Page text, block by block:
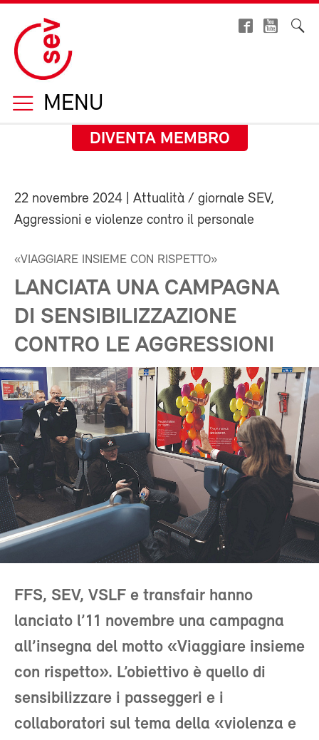
MENU
DIVENTA MEMBRO
22 novembre 2024 | Attualità / giornale SEV,
Aggressioni e violenze contro il personale
«VIAGGIARE INSIEME CON RISPETTO»
LANCIATA UNA CAMPAGNA
DI SENSIBILIZZAZIONE
CONTRO LE AGGRESSIONI
FFS, SEV, VSLF e transfair hanno
lanciato l’11 novembre una campagna
all’insegna del motto «Viaggiare insieme
con rispetto». L’obiettivo è quello di
sensibilizzare i passeggeri e i
collaboratori sul tema della «violenza e